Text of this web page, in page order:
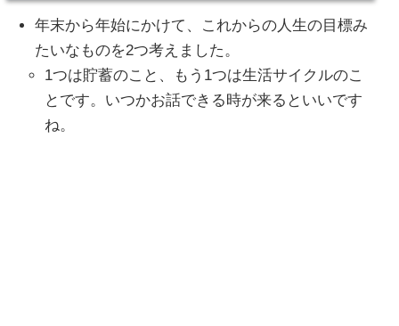
年末から年始にかけて、これからの人生の目標み
たいなものを2つ考えました。
1つは貯蓄のこと、もう1つは生活サイクルのこ
とです。いつかお話できる時が来るといいです
ね。